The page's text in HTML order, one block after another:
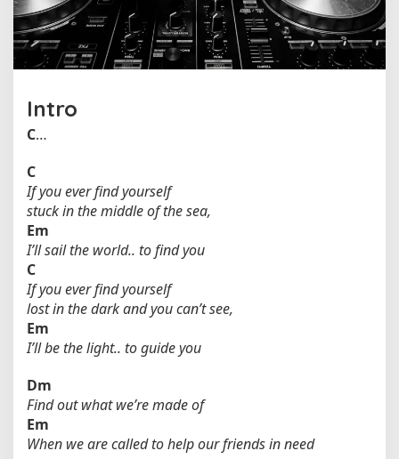
B
r
Intro
C…
C
If you ever find yourself
stuck in the middle of the sea,
Em
I’ll sail the world.. to find you
C
If you ever find yourself
lost in the dark and you can’t see,
Em
I’ll be the light.. to guide you
Dm
Find out what we’re made of
Em
When we are called to help our friends in need